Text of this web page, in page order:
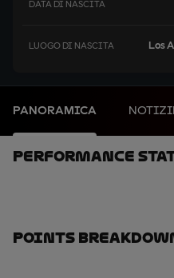
DATA DI NASCITA
LUOGO DI NASCITA Los
PANORAMICA
Performance
Points